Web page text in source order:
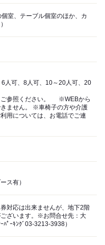
室、テーブル個室のほか、カ
人可、8人可、10～20人可、20
ご参照ください。 ※WEBから
ません。 ※車椅子の方や介護
用については、お電話でご連
ス有）
対応は出来ませんが、地下2階
ざいます。※お問合せ先：大
ﾊﾟｰｷﾝｸﾞ03-3213-3938）